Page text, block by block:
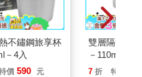
不鏽鋼旅享杯
－4入
價 590 元
雙層隔熱不
－110ml－4
7 折 特價